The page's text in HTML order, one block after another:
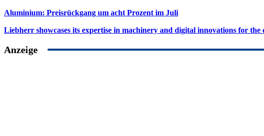
Aluminium: Preisrückgang um acht Prozent im Juli
Liebherr showcases its expertise in machinery and digital innovations for
Anzeige